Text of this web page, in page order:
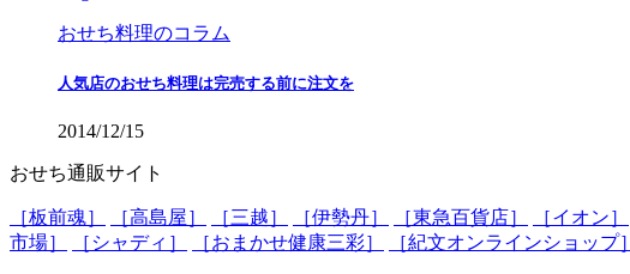
おせち料理のコラム
人気店のおせち料理は完売する前に注文を
2014/12/15
おせち通販サイト
［板前魂］ ［高島屋］ ［三越］ ［伊勢丹］ ［東急百貨店］ ［イオン］
市場］
［シャディ］ ［おまかせ健康三彩］ ［紀文オンラインショップ］